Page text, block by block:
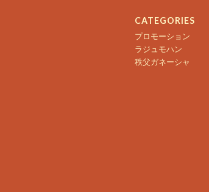
CATEGORIES
プロモーション
ラジュモハン
秩父ガネーシャ